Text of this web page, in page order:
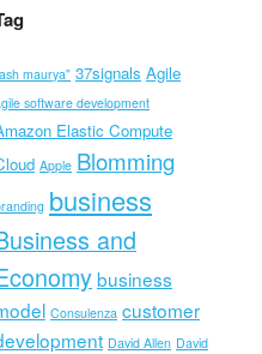
maurya" 37signals Agile
software development
Elastic Compute
Apple Blomming
business
and
business
Consulenza customer
David Allen David